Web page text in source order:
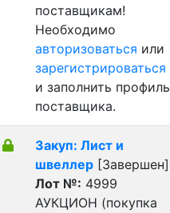
поставщикам!
Необходимо
авторизоваться или
зарегистрироваться
и заполнить профиль
поставщика.
Закуп: Лист и
швеллер [Завершен]
Лот №: 4999
АУКЦИОН (покупка